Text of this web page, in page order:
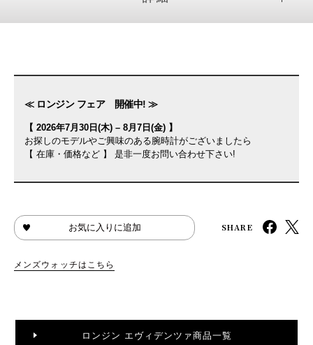
≪ ロンジン フェア 開催中! ≫
【 2026年7月30日(木) – 8月7日(金) 】
お探しのモデルやご興味のある腕時計がございましたら
【 在庫・価格など 】 是非一度お問い合わせ下さい!
お気に入りに追加 SHARE
メンズウォッチはこちら
ロンジン エヴィデンツァ商品一覧